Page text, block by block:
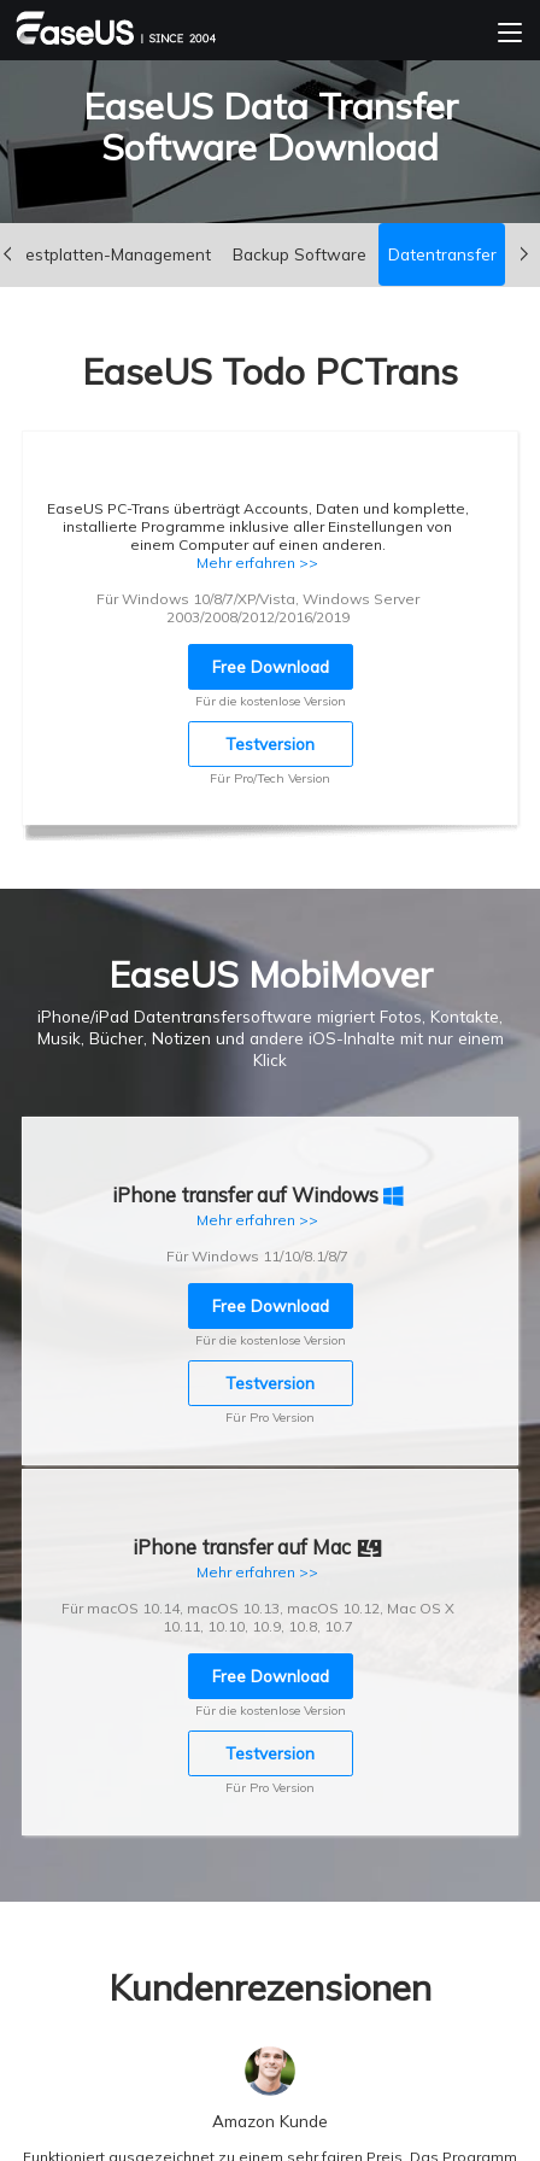
EaseUS Data Transfer
Software Download
Festplatten-Management Backup Software Datentransfer
EaseUS Todo PCTrans
EaseUS PC-Trans überträgt Accounts, Daten und komplette,
installierte Programme inklusive aller Einstellungen von
einem Computer auf einen anderen.
Mehr erfahren >>
Für Windows 10/8/7/XP/Vista, Windows Server
2003/2008/2012/2016/2019
Free Download
Für die kostenlose Version
Testversion
Für Pro/Tech Version
EaseUS MobiMover
iPhone/iPad Datentransfersoftware migriert Fotos, Kontakte,
Musik, Bücher, Notizen und andere iOS-Inhalte mit nur einem
Klick
iPhone transfer auf Windows 
Mehr erfahren >>
Für Windows 11/10/8.1/8/7
Free Download
Für die kostenlose Version
Testversion
Für Pro Version
iPhone transfer auf Mac 
Mehr erfahren >>
Für macOS 10.14, macOS 10.13, macOS 10.12, Mac OS X
10.11, 10.10, 10.9, 10.8, 10.7
Free Download
Für die kostenlose Version
Testversion
Für Pro Version
Kundenrezensionen
Amazon Kunde
Funktioniert ausgezeichnet zu einem sehr fairen Preis. Das Programm